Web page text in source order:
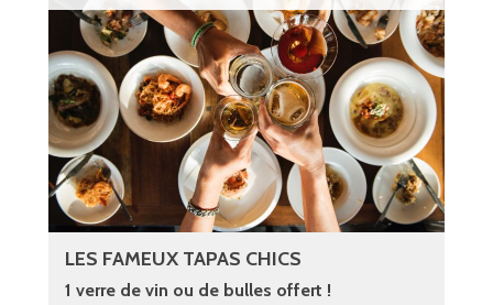
LES FAMEUX TAPAS CHICS
1 verre de vin ou de bulles offert !